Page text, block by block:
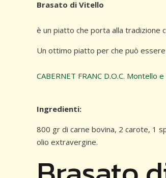
Brasato di Vitello
è un piatto che porta alla tradizione
Un ottimo piatto per che può
CABERNET FRANC D.O.C. Montello
Ingredienti:
800 gr di carne bovina, 2 carote, 1
olio extravergine.